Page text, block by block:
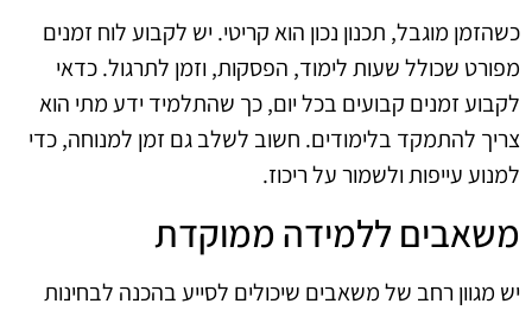
כשהזמן מוגבל, תכנון נכון הוא קריטי. יש לקבוע לוח זמנים
מפורט שכולל שעות לימוד, הפסקות, וזמן לתרגול. כדאי
לקבוע זמנים קבועים בכל יום, כך שהתלמיד ידע מתי הוא
צריך להתמקד בלימודים. חשוב לשלב גם זמן למנוחה, כדי
למנוע עייפות ולשמור על ריכוז.
משאבים ללמידה ממוקדת
יש מגוון רחב של משאבים שיכולים לסייע בהכנה לבחינות